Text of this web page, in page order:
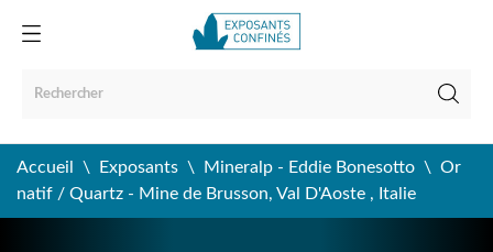
Accueil Exposants Mineralp - Eddie Bonesotto
Or
natif / Quartz - Mine de Brusson, Val D'Aoste , Italie